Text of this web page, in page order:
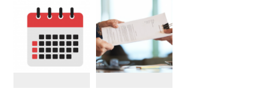
de manera
telemática, sin exigir
presencialidad en el
centro
especialidad